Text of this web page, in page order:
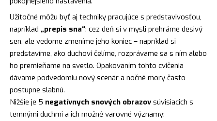
Užitočné môžu byť aj techniky pracujúce s predstavivosťou,
napríklad „prepis sna“: cez deň si v mysli prehráme desivý
sen, ale vedome zmeníme jeho koniec – napríklad si
predstavíme, ako duchovi čelíme, rozprávame sa s ním alebo
ho premieňame na svetlo. Opakovaním tohto cvičenia
dávame podvedomiu nový scenár a nočné mory často
postupne slabnú.
Nižšie je 5 negatívnych snových obrazovsúvisiacich s
temnými duchmi a ich možné varovné významy: